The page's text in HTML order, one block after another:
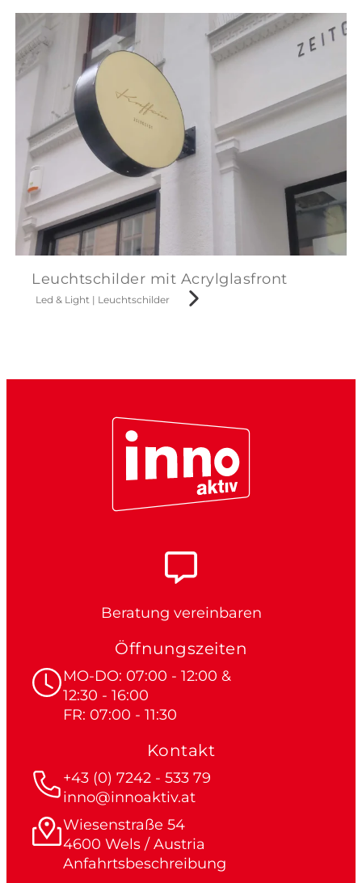
Leuchtschilder mit Acrylglasfront
Led & Light | Leuchtschilder
Beratung vereinbaren
Öffnungszeiten
MO-DO: 07:00 - 12:00 &
12:30 - 16:00
FR: 07:00 - 11:30
Kontakt
+43 (0) 7242 - 533 79
inno@innoaktiv.at
Wiesenstraße 54
4600 Wels / Austria
Anfahrtsbeschreibung